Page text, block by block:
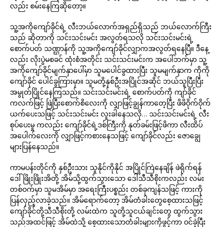
လည်း စမ်းနေကြဆိုတော့။
သူ့အကိုကျော်ခိုင်ရဲ့ လီးဘယ်လောက်အရှည်ရှိသည် ဘယ်လောက်ကြီး
သည် ဆိုတာကို သင်းသင်းမင်း အလွတ်ရသလို သင်းသင်းမင်းရဲ့
စောက်ပတ် သဏ္ဌာန်ကို သူ့အကိုကျော်ခိုင်လျှာကအလွတ်ရနေပြီ။ ဒီနေ့
လည်း လိုးပွဲမစခင် ထုံးစံအတိုင်း သင်းသင်းမင်းက အပေါ်ဘက်မှာ သူ့
အကိုကျော်ခိုင်မျက်နှာပေါ်မှာ သူမပေါင်ခွထားပြီး သူမမျက်နှာက ကိုကို
ကျော်ခိုင် ပေါင်ခွကြားမှာ။ သူမတို့နှစ်ဦးအပြိုင်အဆိုင် ဘယ်သူပြီးပြီး
အမွုတ်ပြိုင်နေကြသည်။ သင်းသင်းမင်းရဲ့ စောက်ပတ်ကို ကျာ်ခိုင်
ကလက်ဖြင့် ဖြဲပြီးစောက်စိလေးကို လျှာဖြင့်ချွန်ကာတေ့ပြီး ဖိဖိဝိုက်ဝိုက်
ယက်ပေးသဖြင့် သင်းသင်းမင်း လူးခါနေသလို… သင်းသင်းမင်းရဲ့ လီး
စုပ်ပေးမှု ကလည်း ကျော်ခိုင်ရဲ့ဒစ်ကြီးကို နုတ်ခမ်းဖြင့်ဖိကာ လီးထိပ်
အပေါက်လေးကို လျှာဖြင့်ကစားနေသဖြင့် ကျော်ခိုင်လည်း ဇောချွေ
များပြန်နေသည်။
ကာမပန်းတိုင်ကို နှစ်ဦးသား သူနိုင်ကိုနိုင် အပြိုင်ကြဲနေချိန် ဖဲရိုက်ရန်
ဒေါ်ဖြိုးဖြိုးအိတို့ အိမ်သို့ထွက်သွားသော ဒေါ်သီသီစိုးကလည်း လမ်း
တစ်ဝက်မှာ သူမအိမ်မှာ အရေးကြီးပစ္စည်း တစ်ခုကျန်သဖြင့် ကားကို
ပြန်လှည့်လာခဲ့သည်။ အိမ်ရောက်တော့ အိမ်တံခါးတွေစေ့ထားသဖြင့်
ကျော်ခိုင်တို့သီသီစိုးတို့ လမ်းထဲက သူတို့သူငယ်ချင်းတွေ ထွက်သွား
သည်အထင်ဖြင့် အိမ်ထဲသို့ စေ့ထားသောတံခါးများကိုဖွင့်ကာ ဝင်ခဲ့ပြီး